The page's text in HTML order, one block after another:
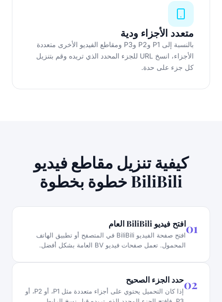
متعدد الأجزاء ودية
بالنسبة إلى P1 وP2 وP3 ومقاطع الفيديو الأخرى متعددة
الأجزاء، انسخ URL للجزء المحدد الذي تريده وقم بتنزيل
كل جزء على حدة.
كيفية تنزيل مقاطع فيديو
BiliBili خطوة بخطوة
افتح فيديو BiliBili العام
افتح صفحة الفيديو BiliBili في المتصفح أو تطبيق الهاتف
المحمول. تعمل صفحات فيديو BV العامة بشكل أفضل.
02 حدد الجزء الصحيح
إذا كان التحميل يحتوي على أجزاء متعددة مثل P1، أو P2، أو